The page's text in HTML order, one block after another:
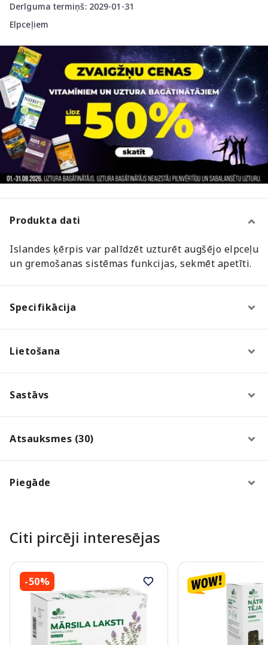
Derīguma termiņš: 2029-01-31
Elpceļiem
Produkta dati
Islandes ķērpis var palīdzēt uzturēt augšējo elpceļu
un gremošanas sistēmas funkcijas, sekmēt apetīti.
Specifikācija
Lietošana
Sastāvs
Atsauksmes (30)
Piegāde
Citi pircēji interesējas
-50%